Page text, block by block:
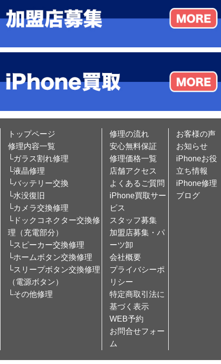
トップページ
修理内容一覧
└ガラス割れ修理
└液晶修理
└バッテリー交換
└水没復旧
└カメラ交換修理
└ドックコネクター交換修
理（充電部分）
└スピーカー交換修理
└ホームボタン交換修理
└スリープボタン交換修理
（電源ボタン）
└その他修理
修理の流れ
安心無料保証
修理価格一覧
店舗アクセス
よくあるご質問
iPhone買取サー
ビス
スタッフ募集
加盟店募集・パ
ーツ卸
会社概要
プライバシーポ
リシー
特定商取引法に
基づく表示
WEB予約
お問合せフォー
ム
お客様の声
お知らせ
iPhoneお役
立ち情報
iPhone修理
ブログ